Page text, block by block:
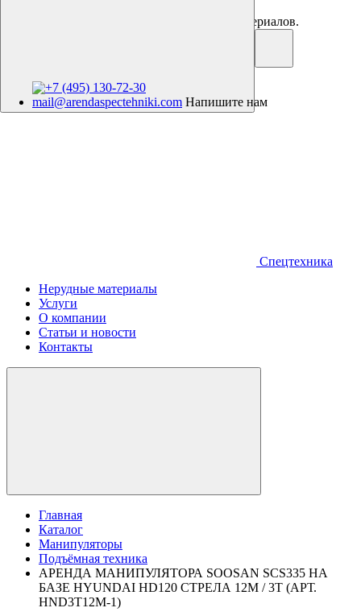
Аренда спецтехники. Продажа нерудных материалов.
+7 (495) 130-72-30
mail@arendaspectehniki.com Напишите нам
Спецтехника
Нерудные материалы
Услуги
О компании
Статьи и новости
Контакты
Главная
Каталог
Манипуляторы
Подъёмная техника
АРЕНДА МАНИПУЛЯТОРА SOOSAN SCS335 НА
БАЗЕ HYUNDAI HD120 СТРЕЛА 12М / 3Т (АРТ.
HND3T12M-1)